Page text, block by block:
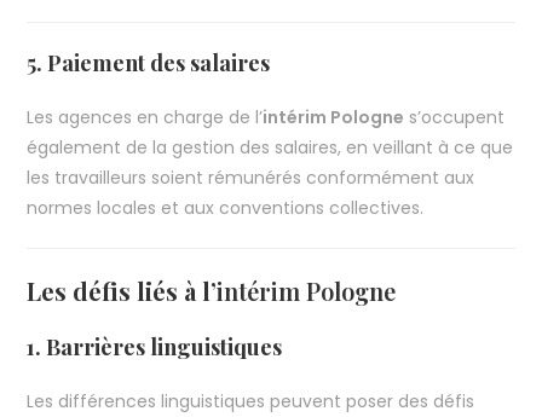
5. Paiement des salaires
Les agences en charge de l’intérim Pologne s’occupent
également de la gestion des salaires, en veillant à ce que
les travailleurs soient rémunérés conformément aux
normes locales et aux conventions collectives.
Les défis liés à l’intérim Pologne
1. Barrières linguistiques
Les différences linguistiques peuvent poser des défis